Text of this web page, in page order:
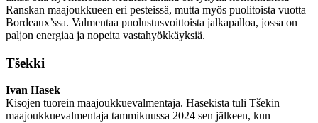
Ranskan maajoukkueen eri pesteissä, mutta myös puolitoista vuotta
Bordeaux’ssa. Valmentaa puolustusvoittoista jalkapalloa, jossa on
paljon energiaa ja nopeita vastahyökkäyksiä.
Tšekki
Ivan Hasek
Kisojen tuorein maajoukkuevalmentaja. Hasekista tuli Tšekin
maajoukkuevalmentaja tammikuussa 2024 sen jälkeen, kun